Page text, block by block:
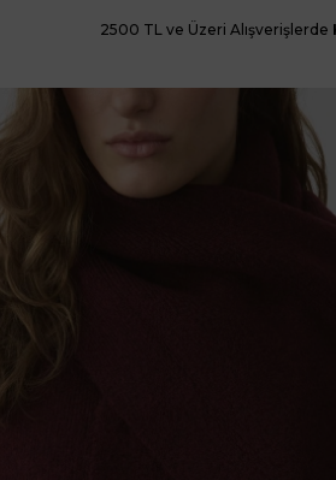
2500 TL ve Üzeri Alışverişlerde